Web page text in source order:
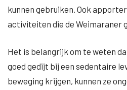
kunnen gebruiken. Ook
activiteiten die de Weimaraner
Het is belangrijk om te weten
goed gedijt bij een sedentaire
beweging krijgen, kunnen ze